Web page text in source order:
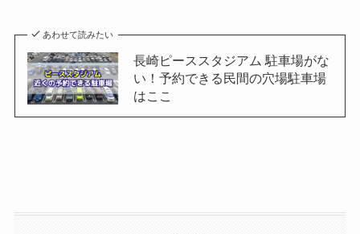
あわせて読みたい
長崎ピーススタジアム 駐車場がな
い！予約できる民間の穴場駐車場
はここ